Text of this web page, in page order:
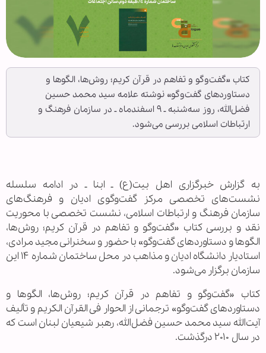
کتاب «گفت‌وگو و تفاهم در قرآن کریم؛ روش‌ها، الگوها و
دستاوردهای گفت‌وگو» نوشته علامه سید محمد حسین
فضل‌الله، روز سه‌شنبه ـ ۹ اسفندماه ـ در سازمان فرهنگ و
ارتباطات اسلامی بررسی می‌شود.
به گزارش خبرگزاری اهل بیت(ع) ـ ابنا ـ در ادامه سلسله
نشست‌های تخصصی مرکز گفت‌وگوی ادیان و فرهنگ‌های
سازمان فرهنگ و ارتباطات اسلامی، نشست تخصصی با محوریت
نقد و بررسی کتاب «گفت‌وگو و تفاهم در قرآن کریم؛ روش‌ها،
الگوها و دستاوردهای گفت‌وگو» با حضور و سخنرانی مجید مرادی،
استادیار دانشگاه ادیان و مذاهب در محل ساختمان شماره ۱۴ این
سازمان برگزار می‌شود.
کتاب «گفت‌وگو و تفاهم در قرآن کریم؛ روش‌ها، الگوها و
دستاوردهای گفت‌وگو» ترجمانی از الحوار فی القرآن الکریم و تألیف
آیت‌الله سید محمد حسین فضل‌الله، رهبر شیعیان لبنان است که
در سال ۲۰۱۰ درگذشت.